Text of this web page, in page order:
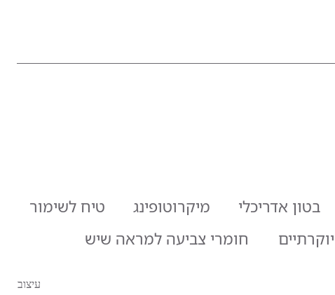
בטון אדריכלי מיקרוטופינג
טיח לשימור
חומרי צביעה למראה שיש
עיצוב